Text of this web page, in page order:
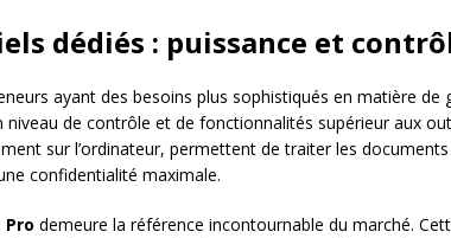
dédiés : puissance et
ayant des besoins plus sophistiqués en matière de
niveau de contrôle et de fonctionnalités supérieur aux
sur l’ordinateur, permettent de traiter les
confidentialité maximale.
demeure la référence incontournable du marché.